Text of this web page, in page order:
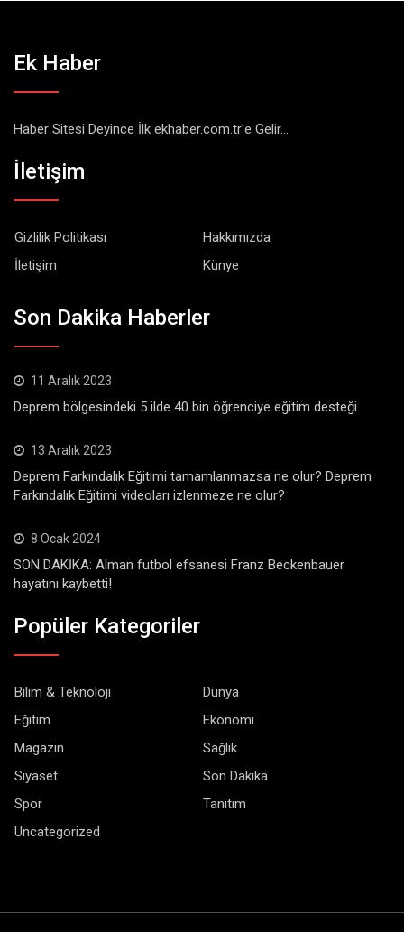
Ek Haber
Haber Sitesi Deyince İlk ekhaber.com.tr'e Gelir...
İletişim
Gizlilik Politikası
Hakkımızda
İletişim
Künye
Son Dakika Haberler
11 Aralık 2023
Deprem bölgesindeki 5 ilde 40 bin öğrenciye eğitim desteği
13 Aralık 2023
Deprem Farkındalık Eğitimi tamamlanmazsa ne olur? Deprem
Farkındalık Eğitimi videoları izlenmeze ne olur?
8 Ocak 2024
SON DAKİKA: Alman futbol efsanesi Franz Beckenbauer
hayatını kaybetti!
Popüler Kategoriler
Bilim & Teknoloji
Dünya
Eğitim
Ekonomi
Magazin
Sağlık
Siyaset
Son Dakika
Spor
Tanıtım
Uncategorized